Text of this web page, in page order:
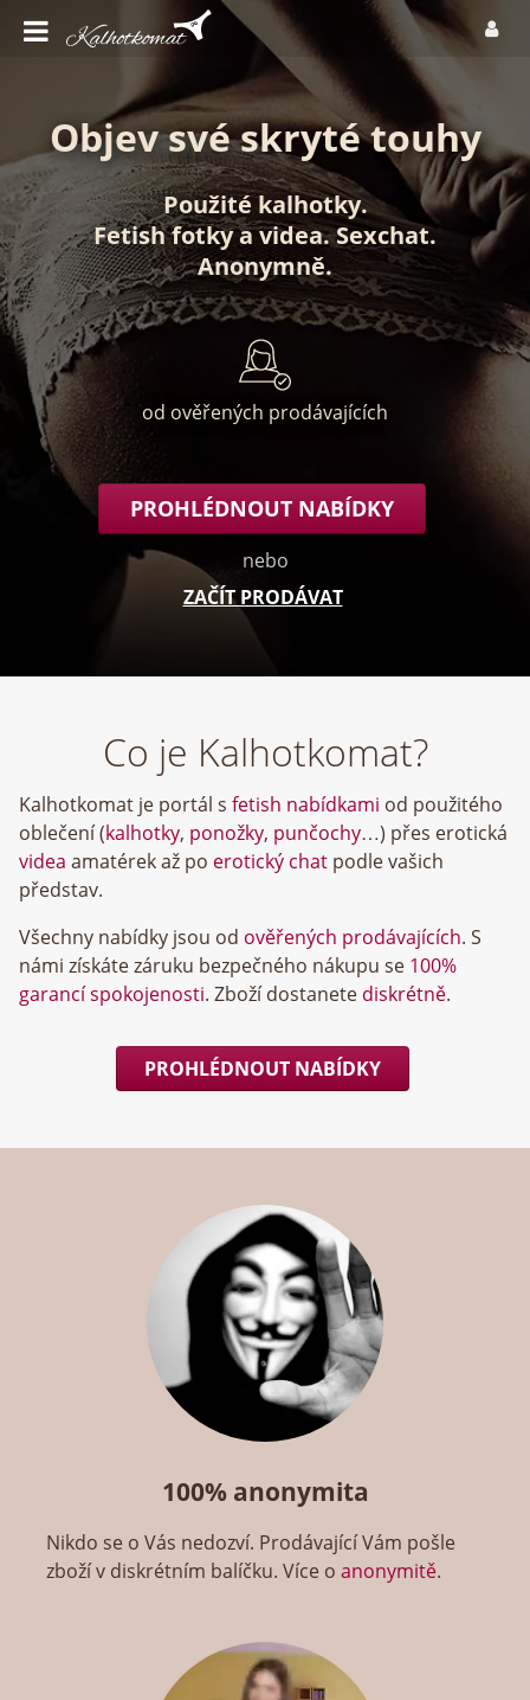
Objev své skryté touhy
Použité kalhotky.
Fetish fotkyavidea.Sexchat.
Anonymně.
od ověřených prodávajících
PROHLÉDNOUT NABÍDKY
nebo
ZAČÍT PRODÁVAT
Co je Kalhotkomat?
Kalhotkomat je portál s fetish nabídkami od použitého
oblečení (kalhotky, ponožky, punčochy…) přes erotická
videa amatérek až po erotický chat podle vašich
představ.
Všechny nabídky jsou od ověřených prodávajících. S
námi získáte záruku bezpečného nákupu se 100%
garancí spokojenosti. Zboží dostanete diskrétně.
PROHLÉDNOUT NABÍDKY
100% anonymita
Nikdo se o Vás nedozví. Prodávající Vám pošle
zboží v diskrétním balíčku. Více oanonymitě.